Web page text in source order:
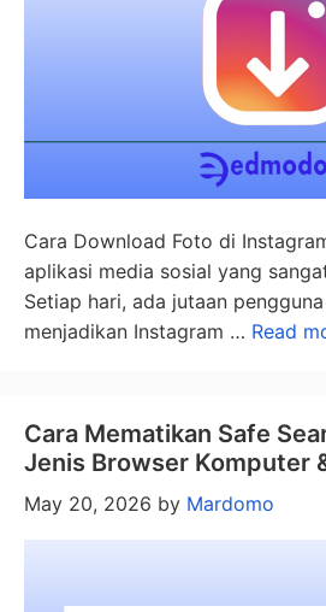
Cara Download Foto di
aplikasi media sosial yang
Setiap hari, ada jutaan
menjadikan Instagram … Read
Cara Mematikan Safe
Jenis Browser Komputer
May 20, 2026 by Mardomo